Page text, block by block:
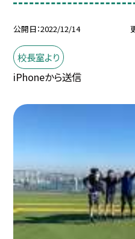
公開日 2022/12/14
校長室より
iPhoneから送信